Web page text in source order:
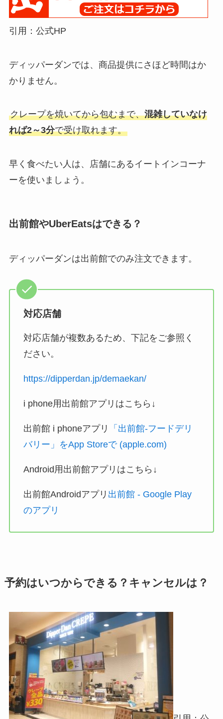
引用：公式HP
ディッパーダンでは、商品提供にさほど時間はか
かりません。
クレープを焼いてから包むまで、混雑していなけ
れば2～3分で受け取れます。
早く食べたい人は、店舗にあるイートインコーナ
ーを使いましょう。
出前館やUberEatsはできる？
ディッパーダンは出前館でのみ注文できます。
対応店舗
対応店舗が複数あるため、下記をご参照く
ださい。
https://dipperdan.jp/demaekan/
i phone用出前館アプリはこちら↓
出前館 i phoneアプリ
「出前館-フードデリ
バリー」をApp Storeで (apple.com)
Android用出前館アプリはこちら↓
出前館Androidアプリ 出前館 - Google Play
のアプリ
予約はいつからできる？キャンセルは？